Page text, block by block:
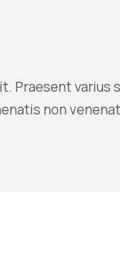
Praesent varius
non